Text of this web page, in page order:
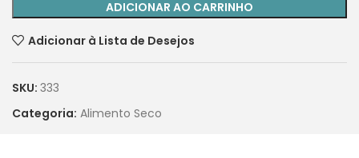
ADICIONAR AO CARRINHO
Adicionar à Lista de Desejos
SKU: 333
Categoria: Alimento Seco